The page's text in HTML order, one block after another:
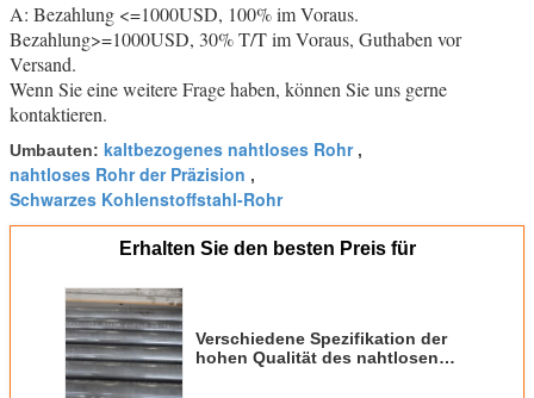
A: Bezahlung <=1000USD, 100% im Voraus.
Bezahlung>=1000USD, 30% T/T im Voraus, Guthaben vor
Versand.
Wenn Sie eine weitere Frage haben, können Sie uns gerne
kontaktieren.
Umbauten: kaltbezogenes nahtloses Rohr,
nahtloses Rohr der Präzision ,
Schwarzes Kohlenstoffstahl-Rohr
Erhalten Sie den besten Preis für
Verschiedene Spezifikation der
hohen Qualität des nahtlosen